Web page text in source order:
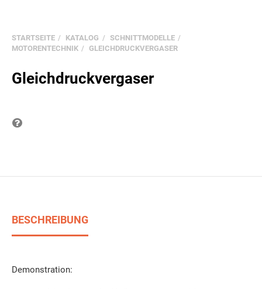
STARTSEITE KATALOG
SCHNITTMODELLE
MOTORENTECHNIK
GLEICHDRUCKVERGASER
Gleichdruckvergaser
BESCHREIBUNG
Demonstration: